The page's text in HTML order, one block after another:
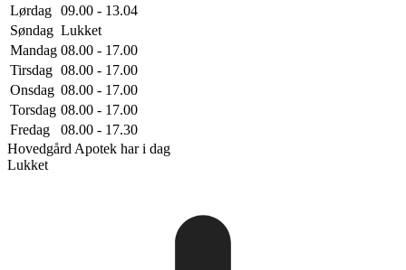
Lørdag 09.00 - 13.04
Søndag Lukket
Mandag 08.00 - 17.00
Tirsdag 08.00 - 17.00
Onsdag 08.00 - 17.00
Torsdag 08.00 - 17.00
Fredag
08.00 - 17.30
Hovedgård Apotek har i dag
Lukket